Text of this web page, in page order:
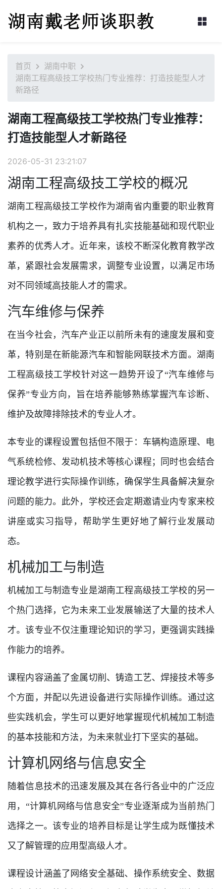
首页
湖南中职
湖南工程高级技工学校热门专业推荐：打造技能型人才
新路径
湖南工程高级技工学校热门专业推荐：
打造技能型人才新路径
2026-05-31 23:21:07
湖南工程高级技工学校的概况
湖南工程高级技工学校作为湖南省内重要的职业教育
机构之一，致力于培养具有扎实技能基础和现代职业
素养的优秀人才。近年来，该校不断深化教育教学改
革，紧跟社会发展需求，调整专业设置，以满足市场
对不同领域高技能人才的需求。
汽车维修与保养
在当今社会，汽车产业正以前所未有的速度发展和变
革，特别是在新能源汽车和智能网联技术方面。湖南
工程高级技工学校针对这一趋势开设了“汽车维修与
保养”专业方向，旨在培养能够熟练掌握汽车诊断、
维护及故障排除技术的专业人才。
本专业的课程设置包括但不限于：车辆构造原理、电
气系统检修、发动机技术等核心课程；同时也会结合
理论教学进行实际操作训练，确保学生具备解决复杂
问题的能力。此外，学校还会定期邀请业内专家来校
讲座或实习指导，帮助学生更好地了解行业发展动
态。
机械加工与制造
机械加工与制造专业是湖南工程高级技工学校的另一
个热门选择，它为未来工业发展输送了大量的技术人
才。该专业不仅注重理论知识的学习，更强调实践操
作能力的培养。
课程内容涵盖了金属切削、铸造工艺、焊接技术等多
个方面，并配以先进设备进行实际操作训练。通过这
些实践机会，学生可以更好地掌握现代机械加工制造
的基本技能和方法，为未来就业打下坚实的基础。
计算机网络与信息安全
随着信息技术的迅速发展及其在各行各业中的广泛应
用，“计算机网络与信息安全”专业逐渐成为当前热门
选择之一。该专业的培养目标是让学生成为既懂技术
又了解管理的应用型高级人才。
课程设计涵盖了网络安全基础、操作系统安全、数据